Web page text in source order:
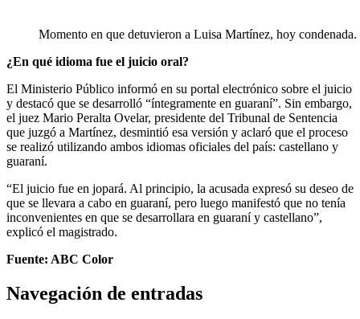
Momento en que detuvieron a Luisa Martínez, hoy condenada.
¿En qué idioma fue el juicio oral?
El Ministerio Público informó en su portal electrónico sobre el juicio
y destacó que se desarrolló “íntegramente en guaraní”. Sin embargo,
el juez Mario Peralta Ovelar, presidente del Tribunal de Sentencia
que juzgó a Martínez, desmintió esa versión y aclaró que el proceso
se realizó utilizando ambos idiomas oficiales del país: castellano y
guaraní.
“El juicio fue en jopará. Al principio, la acusada expresó su deseo de
que se llevara a cabo en guaraní, pero luego manifestó que no tenía
inconvenientes en que se desarrollara en guaraní y castellano”,
explicó el magistrado.
Fuente: ABC Color
Navegación de entradas